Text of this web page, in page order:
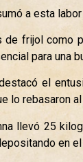
a esta
de frijol
para una
el
rebasaron
llevó 25
en el